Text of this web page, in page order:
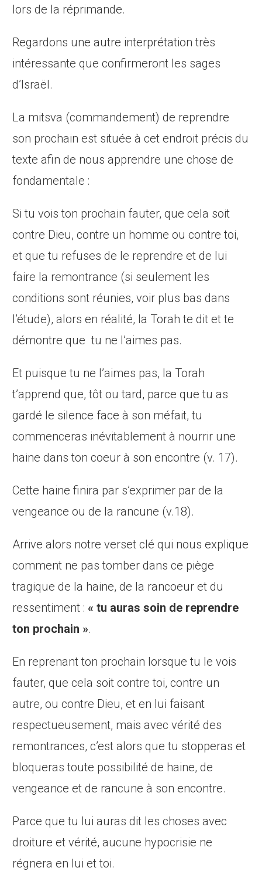
lors de la réprimande.
Regardons une autre interprétation très
intéressante que confirmeront les sages
d’Israël.
La mitsva (commandement) de reprendre
son prochain est située à cet endroit précis du
texte afin de nous apprendre une chose de
fondamentale :
Si tu vois ton prochain fauter, que cela soit
contre Dieu, contre un homme ou contre toi,
et que tu refuses de le reprendre et de lui
faire la remontrance (si seulement les
conditions sont réunies, voir plus bas dans
l’étude), alors en réalité, la Torah te dit et te
démontre que tu ne l’aimes pas.
Et puisque tu ne l’aimes pas, la Torah
t’apprend que, tôt ou tard, parce que tu as
gardé le silence face à son méfait, tu
commenceras inévitablement à nourrir une
haine dans ton coeur à son encontre (v. 17).
Cette haine finira par s’exprimer par de la
vengeance ou de la rancune (v.18).
Arrive alors notre verset clé qui nous explique
comment ne pas tomber dans ce piège
tragique de la haine, de la rancoeur et du
ressentiment :« tu auras soin de reprendre
ton prochain ».
En reprenant ton prochain lorsque tu le vois
fauter, que cela soit contre toi, contre un
autre, ou contre Dieu, et en lui faisant
respectueusement, mais avec vérité des
remontrances, c’est alors que tu stopperas et
bloqueras toute possibilité de haine, de
vengeance et de rancune à son encontre.
Parce que tu lui auras dit les choses avec
droiture et vérité, aucune hypocrisie ne
régnera en lui et toi.